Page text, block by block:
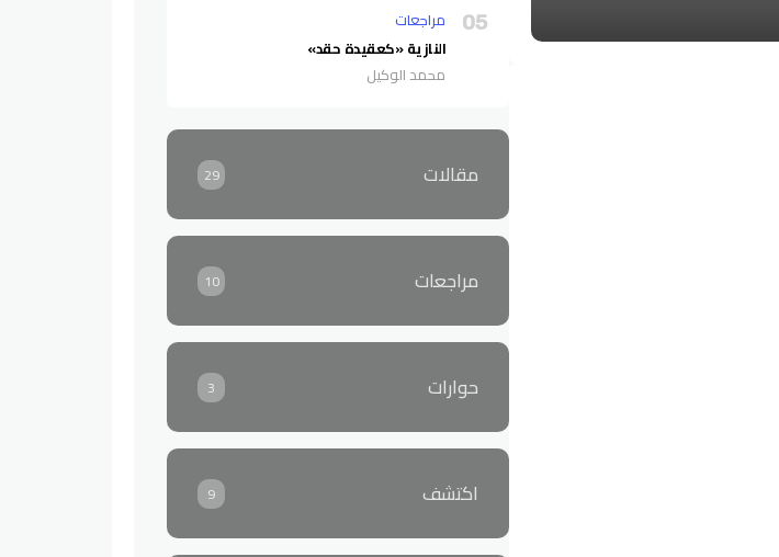
مقالات 29
مراجعات 10
حوارات 3
اكتشف 9
05
مراجعات
النازية «كعقيدة حقد»
محمد الوكيل